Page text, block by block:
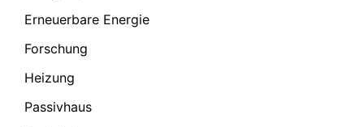
Erneuerbare Energie
Forschung
Heizung
Passivhaus